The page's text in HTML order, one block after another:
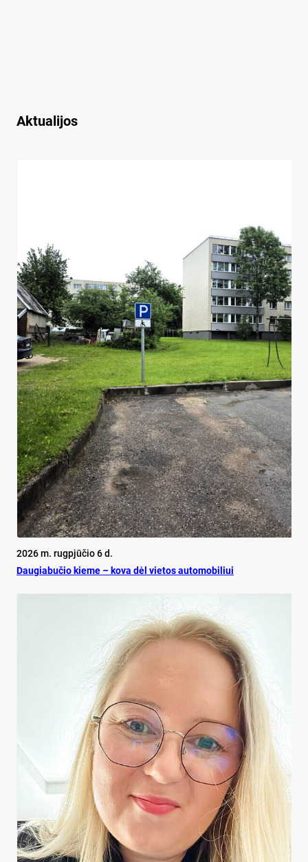
Aktualijos
2026 m. rugpjūčio 6 d.
Dau­gia­bu­čio kie­me – ko­va dėl vie­tos au­to­mo­bi­liui